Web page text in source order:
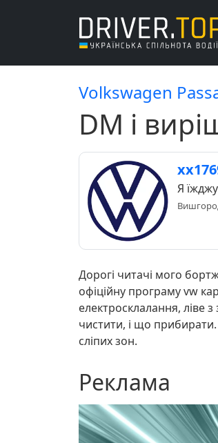
Volkswagen
DM і
Я
Дорогі читачі мого
офіційну програму vw
електросклалання, ліве
чистити, і що
сліпих зон.
Реклама